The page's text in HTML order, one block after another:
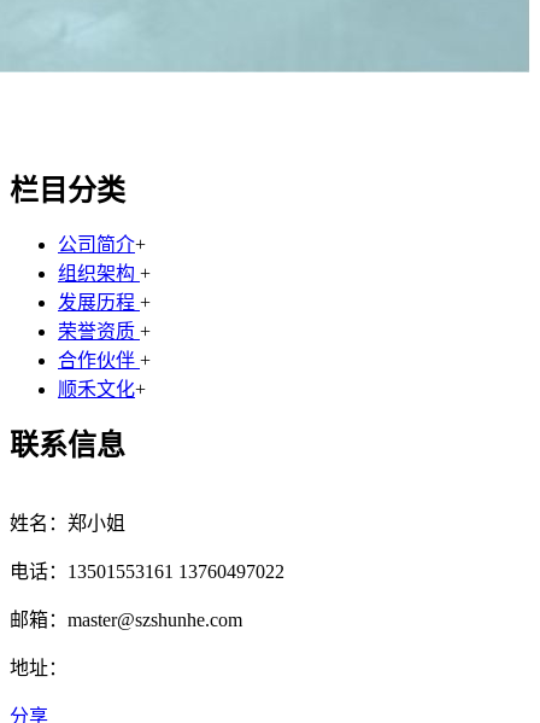
栏目分类
公司简介+
组织架构 +
发展历程 +
荣誉资质 +
合作伙伴 +
顺禾文化+
联系信息
姓名：郑小姐
电话：13501553161 13760497022
邮箱：master@szshunhe.com
地址：
分享